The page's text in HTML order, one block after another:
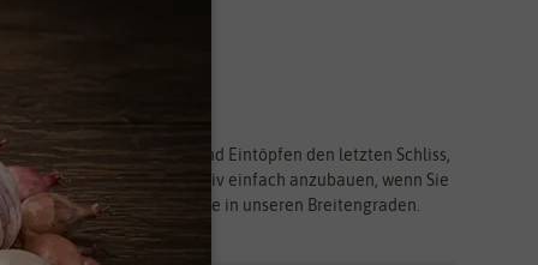
nicht nur Suppen und Eintöpfen den letzten Schliss,
der Knollensellerie relativ einfach anzubauen, wenn Sie
ein tolles Wintergemüse in unseren Breitengraden.